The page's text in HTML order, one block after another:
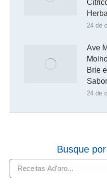
24 de
Ave
Brie
24 de
Busque